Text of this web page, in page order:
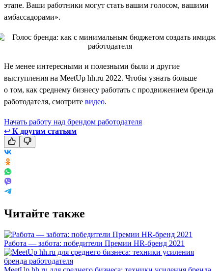
этапе. Ваши работники могут стать вашим голосом, вашими
амбассадорами».
Не менее интересными и полезными были и другие
выступления на MeetUp hh.ru 2022. Чтобы узнать больше
о том, как среднему бизнесу работать с продвижением бренда
работодателя, смотрите видео.
Начать работу над брендом работодателя
↩ К другим статьям
Читайте также
Работа — забота: победители Премии HR-бренд 2021